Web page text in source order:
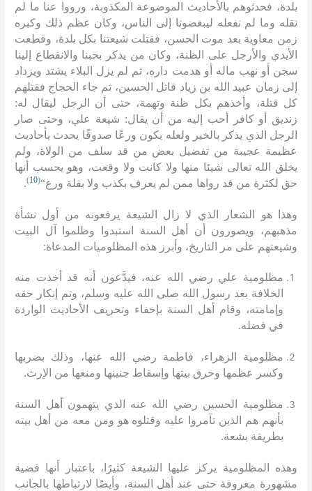
بلدة، فحدثوهم بالأحاديث الموضوعة المكذوبة، ورووا عنا ما لم
نقله وما لم نفعله ليبغضونا إلى الناس، وكان عظم ذلك وكبره
زمن معاوية بعد موت الحسن، فقتلت شيعتنا بكل بلدة، وقطعت
الأيدي والأرجل على الظنة، وكان من يذكر بحبنا والانقطاع إلينا
سجن أو نهب ماله أو هدمت داره، ثم لم يزل البلاء يشتد ويزداد
إلى زمان عبيد الله بن زياد قاتل الحسين، ثم جاء الحجاج فقتلهم
كل قتلة، وأخذهم بكل ظنة وتهمة، حتى أن الرجل ليقال له:
زنديق أو كافر أحب إليه من أن يقال: شيعة علي، وحتى صار
الرجل الذي يذكر بالخير ولعله يكون ورعًا صدوقًا يحدث بأحاديث
عظيمة عجيبة من تفضيل بعض من قد سلف من الولاة، ولم
يخلق الله تعالى شيئا منها ولا كانت ولا وقعت، وهو يحسب أنها
حق لكثرة من قد رواها ممن لم يعرف بكذب ولا بقلة ورع“
(
10
)
.
وهذا هو الشعار الذي لا زال الشيعة يرفعونه من أول نشأة
مذهبهم، ويصورون أن أهل السنة استبدوا وظلموا آل البيت
وشيعتهم على مر التاريخ، وأبرز هذه المظلوميات المدعاة:
مظلومية علي رضي الله عنه، فيدَّعون أنه قد أخذت منه
الخلافة بعد رسول الله صلى الله عليه وسلم، وتم إنكار حقه
وإمامته، وقام أهل السنة بإخفاء وتحريف الأحاديث الواردة
في فضله.
مظلومية الزهراء، فاطمة رضي الله عنها، وذلك بضربها
وكسر عظمها وحرق بيتها وإسقاط جنينها ومنعها من الإرث.
مظلومية الحسين رضي الله عنه الذي يتهمون أهل السنة
بأنهم هم الذين تآمروا عليه وقتلوه هو ومن معه من أهل بيته
بطريقة بشعة.
وهذه المظلومية يركز عليها الشيعة كثيرًا، باعتبار أنها قضية
مشهورة معروفة حتى عند أهل السنة، وأيضًا لارتباطها بالجانب